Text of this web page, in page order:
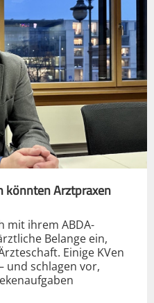
könnten Arztpraxen
mit ihrem ABDA-
Belange ein,
Einige KVen
und schlagen vor,